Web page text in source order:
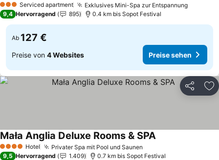
3 SterneServiced apartment Exklusives Mini-Spa zur EntspannungPreise
9,4 Hervorragend 895 0.4 km bis Sopot Festival
Ab 127 €
Preise von 4 Websites Preise sehen
Teilen
4 Sterne Hotel Privater Spa mit Pool und Saunen
Mała Anglia Deluxe Rooms & SPAPreise sehen
9,5 Hervorragend 1.409 0.7 km bis Sopot Festival